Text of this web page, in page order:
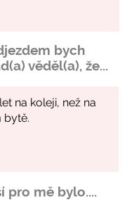
bych
věděl(a), že...
pro mě bylo....